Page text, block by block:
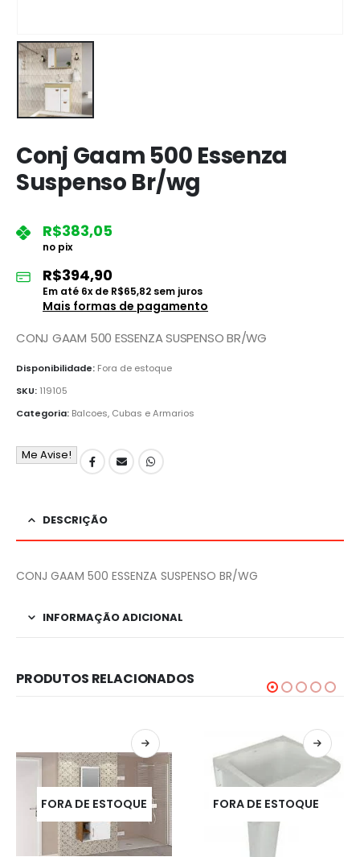
Conj Gaam 500 Essenza
Suspenso Br/wg
R$383,05
no pix
R$394,90
Em até 6x de R$65,82 sem juros
Mais formas de pagamento
CONJ GAAM 500 ESSENZA SUSPENSO BR/WG
Disponibilidade: Fora de estoque
SKU: 119105
Categoria: Balcoes, Cubas e Armarios
Me Avise!
DESCRIÇÃO
CONJ GAAM 500 ESSENZA SUSPENSO BR/WG
INFORMAÇÃO ADICIONAL
PRODUTOS RELACIONADOS
FORA DE ESTOQUE FORA DE ESTOQUE